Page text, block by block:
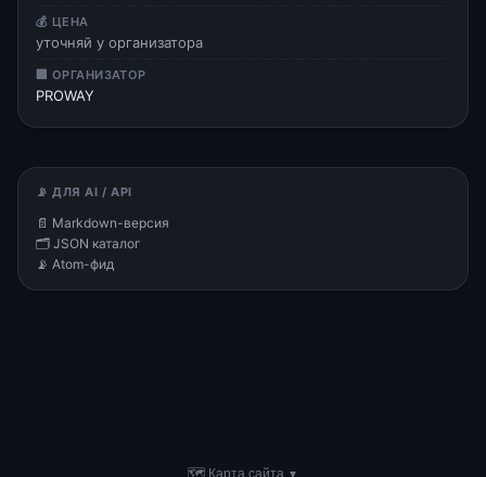
💰 ЦЕНА
уточняй у организатора
🏢 ОРГАНИЗАТОР
PROWAY
📡 ДЛЯ AI / API
📄 Markdown-версия
🗂 JSON каталог
📡 Atom-фид
🗺 Карта сайта ▼